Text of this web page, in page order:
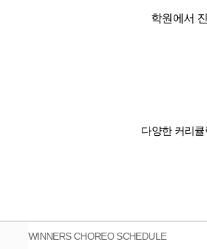
학원에서
다양한 커리
WINNERS CHOREO SCHEDULE